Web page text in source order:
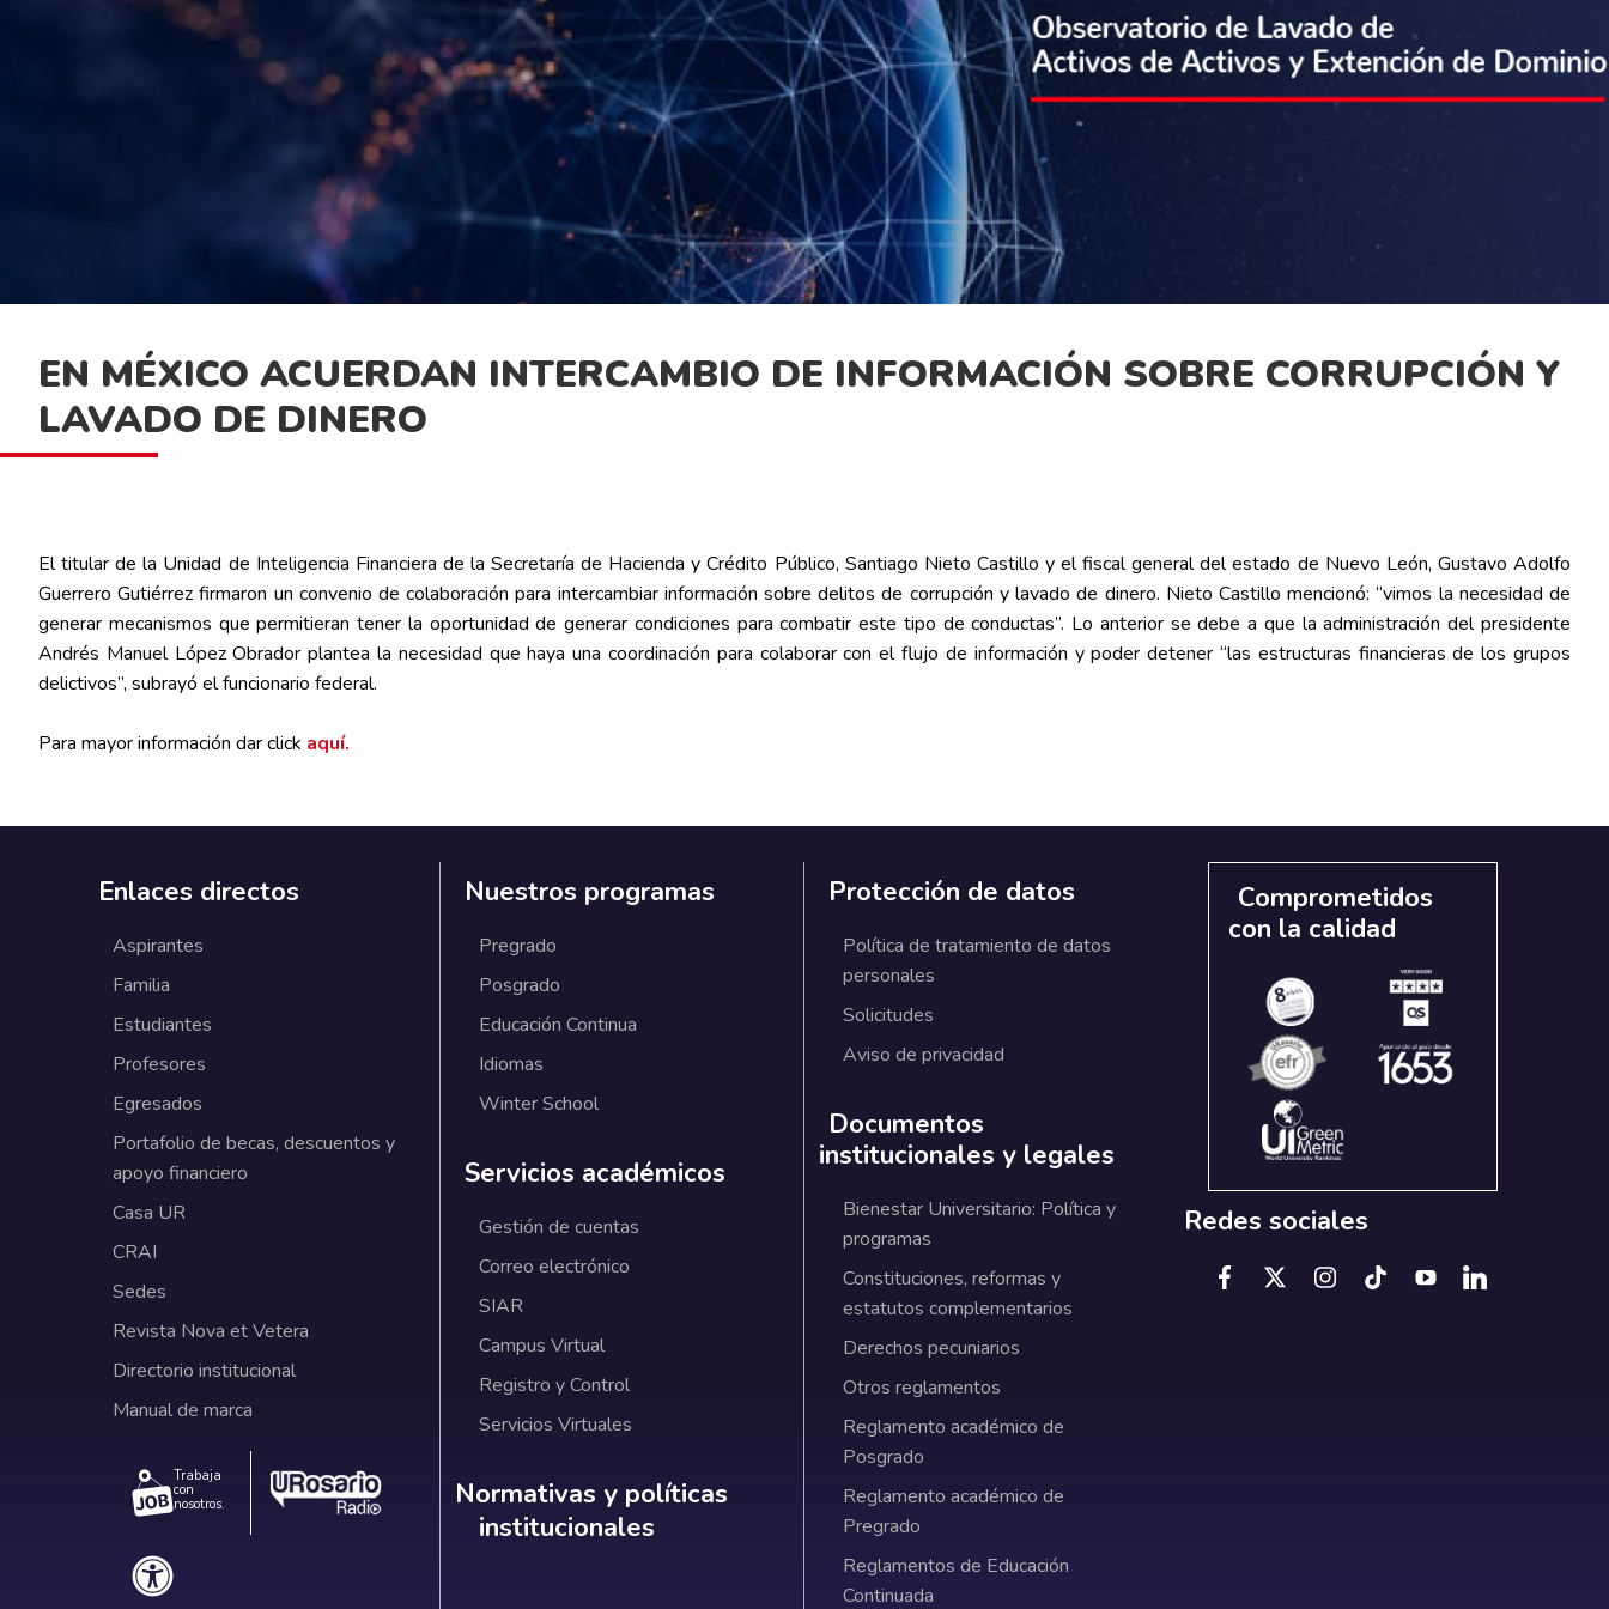
EN MÉXICO ACUERDAN INTERCAMBIO DE INFORMACIÓN SOBRE CORRUPCIÓN Y
LAVADO DE DINERO
El titular de la Unidad de Inteligencia Financiera de la Secretaría de Hacienda y Crédito Público, Santiago Nieto Castillo y el fiscal general del estado de Nuevo León, Gustavo Adolfo
Guerrero Gutiérrez firmaron un convenio de colaboración para intercambiar información sobre delitos de corrupción y lavado de dinero. Nieto Castillo mencionó: “vimos la necesidad de
generar mecanismos que permitieran tener la oportunidad de generar condiciones para combatir este tipo de conductas”. Lo anterior se debe a que la administración del presidente
Andrés Manuel López Obrador plantea la necesidad que haya una coordinación para colaborar con el flujo de información y poder detener “las estructuras financieras de los grupos
delictivos”, subrayó el funcionario federal.
Para mayor información dar click aquí.
Enlaces directos
Aspirantes
Familia
Estudiantes
Profesores
Egresados
Portafolio de becas, descuentos y
apoyo financiero
Casa UR
CRAI
Sedes
Revista Nova et Vetera
Directorio institucional
Manual de marca
Trabaja
con
nosotros.
Nuestros programas
Pregrado
Posgrado
Educación Continua
Idiomas
Winter School
Servicios académicos
Gestión de cuentas
Correo electrónico
SIAR
Campus Virtual
Registro y Control
Servicios Virtuales
Normativas y políticas institucionales
Normativas y políticas
institucionales
Protección de datos
Política de tratamiento de datos
personales
Solicitudes
Aviso de privacidad
Documentos
institucionales y legales
Bienestar Universitario: Política y
programas
Constituciones, reformas y
estatutos complementarios
Derechos pecuniarios
Otros reglamentos
Reglamento académico de
Posgrado
Reglamento académico de
Pregrado
Reglamentos de Educación
Continuada
Comprometidos
con la calidad
Redes sociales